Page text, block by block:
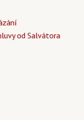
od Salvátora